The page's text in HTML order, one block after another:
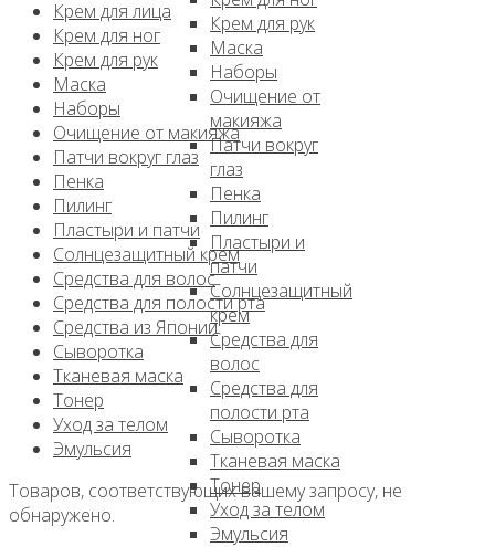
Крем для рук
Маска
Наборы
Очищение от
макияжа
Патчи вокруг
глаз
Пенка
Пилинг
Пластыри и
патчи
Солнцезащитный
крем
Средства для
волос
Средства для
полости рта
Сыворотка
Тканевая маска
Тонер
Уход за телом
Эмульсия
Крем для лица
Крем для ног
Крем для рук
Маска
Наборы
Очищение от макияжа
Патчи вокруг глаз
Пенка
Пилинг
Пластыри и патчи
Солнцезащитный крем
Средства для волос
Средства для полости рта
Средства из Японии
Сыворотка
Тканевая маска
Тонер
Уход за телом
Эмульсия
Товаров, соответствующих вашему запросу, не
обнаружено.